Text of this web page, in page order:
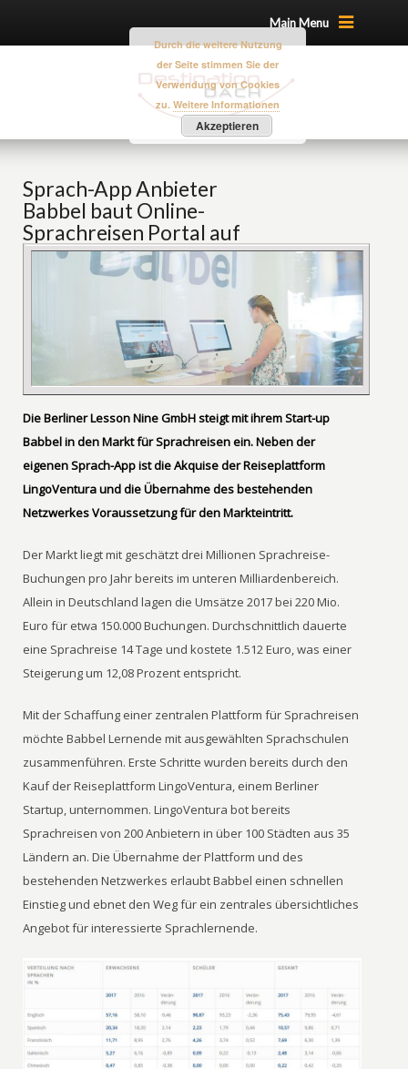
Main Menu
Sprach-App Anbieter
Babbel baut Online-
Sprachreisen Portal auf
Die Berliner Lesson Nine GmbH steigt mit ihrem Start-up
Babbel in den Markt für Sprachreisen ein. Neben der
eigenen Sprach-App ist die Akquise der Reiseplattform
LingoVentura und die Übernahme des bestehenden
Netzwerkes Voraussetzung für den Markteintritt.
Der Markt liegt mit geschätzt drei Millionen Sprachreise-
Buchungen pro Jahr bereits im unteren Milliardenbereich.
Allein in Deutschland lagen die Umsätze 2017 bei 220 Mio.
Euro für etwa 150.000 Buchungen. Durchschnittlich dauerte
eine Sprachreise 14 Tage und kostete 1.512 Euro, was einer
Steigerung um 12,08 Prozent entspricht.
Mit der Schaffung einer zentralen Plattform für Sprachreisen
möchte Babbel Lernende mit ausgewählten Sprachschulen
zusammenführen. Erste Schritte wurden bereits durch den
Kauf der Reiseplattform LingoVentura, einem Berliner
Startup, unternommen. LingoVentura bot bereits
Sprachreisen von 200 Anbietern in über 100 Städten aus 35
Ländern an. Die Übernahme der Plattform und des
bestehenden Netzwerkes erlaubt Babbel einen schnellen
Einstieg und ebnet den Weg für ein zentrales übersichtliches
Angebot für interessierte Sprachlernende.
Durch die weitere Nutzung
der Seite stimmen Sie der
Verwendung von Cookies
zu. Weitere Informationen
Akzeptieren